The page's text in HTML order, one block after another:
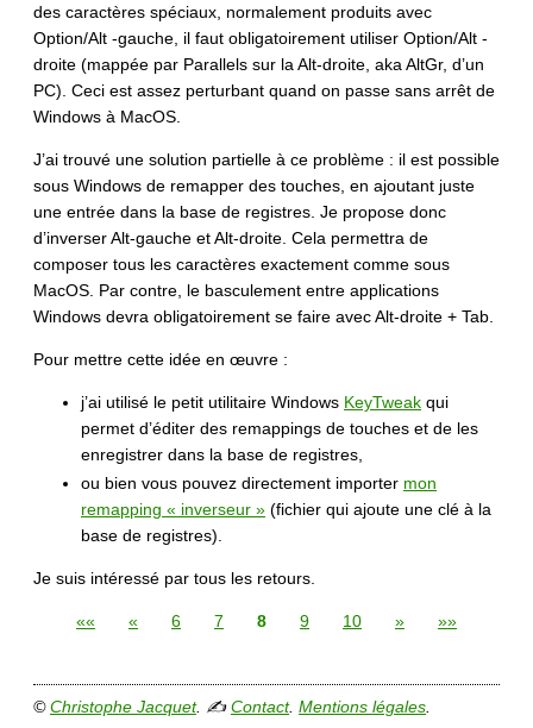
des caractères spéciaux, normalement produits avec
Option/Alt -gauche, il faut obligatoirement utiliser Option/Alt -
droite (mappée par Parallels sur la Alt-droite, aka AltGr, d’un
PC). Ceci est assez perturbant quand on passe sans arrêt de
Windows à MacOS.
J’ai trouvé une solution partielle à ce problème : il est possible
sous Windows de remapper des touches, en ajoutant juste
une entrée dans la base de registres. Je propose donc
d’inverser Alt-gauche et Alt-droite. Cela permettra de
composer tous les caractères exactement comme sous
MacOS. Par contre, le basculement entre applications
Windows devra obligatoirement se faire avec Alt-droite + Tab.
Pour mettre cette idée en œuvre :
j’ai utilisé le petit utilitaire Windows KeyTweak qui
permet d’éditer des remappings de touches et de les
enregistrer dans la base de registres,
ou bien vous pouvez directement importer mon
remapping « inverseur » (fichier qui ajoute une clé à la
base de registres).
Je suis intéressé par tous les retours.
«« « 6 7 8 9 10 » »»
©Christophe Jacquet. ✍Contact. Mentions légales